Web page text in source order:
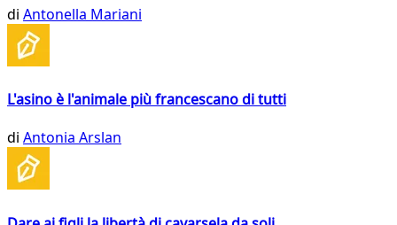
di Antonella Mariani
L'asino è l'animale più francescano di tutti
di Antonia Arslan